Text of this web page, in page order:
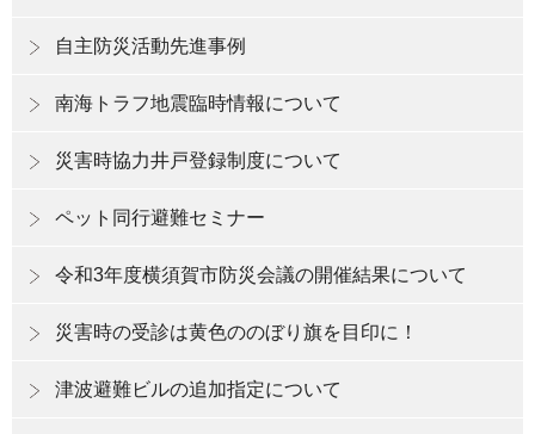
自主防災活動先進事例
南海トラフ地震臨時情報について
災害時協力井戸登録制度について
ペット同行避難セミナー
令和3年度横須賀市防災会議の開催結果について
災害時の受診は黄色ののぼり旗を目印に！
津波避難ビルの追加指定について